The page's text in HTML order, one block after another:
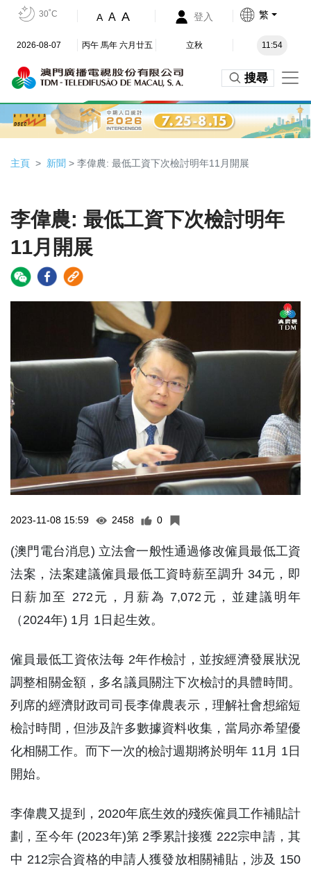
30˚C A A A 登入 繁
2026-08-07 丙午 馬年 六月廿五 立秋 11:54
搜尋
主頁 新聞 > 李偉農: 最低工資下次檢討明年11月開展
李偉農: 最低工資下次檢討明年
11月開展
2023-11-08 15:59 2458 0
(澳門電台消息) 立法會一般性通過修改僱員最低工資
法案，法案建議僱員最低工資時薪至調升 34元，即
日薪加至 272元，月薪為 7,072元，並建議明年
（2024年) 1月 1日起生效。
僱員最低工資依法每 2年作檢討，並按經濟發展狀況
調整相關金額，多名議員關注下次檢討的具體時間。
列席的經濟財政司司長李偉農表示，理解社會想縮短
檢討時間，但涉及許多數據資料收集，當局亦希望優
化相關工作。而下一次的檢討週期將於明年 11月 1日
開始。
李偉農又提到，2020年底生效的殘疾僱員工作補貼計
劃，至今年 (2023年)第 2季累計接獲 222宗申請，其
中 212宗合資格的申請人獲發放相關補貼，涉及 150